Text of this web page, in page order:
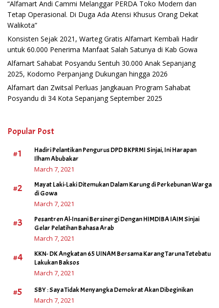
“Alfamart Andi Cammi Melanggar PERDA Toko Modern dan
Tetap Operasional. Di Duga Ada Atensi Khusus Orang Dekat
Walikota”
Konsisten Sejak 2021, Warteg Gratis Alfamart Kembali Hadir
untuk 60.000 Penerima Manfaat Salah Satunya di Kab Gowa
Alfamart Sahabat Posyandu Sentuh 30.000 Anak Sepanjang
2025, Kodomo Perpanjang Dukungan hingga 2026
Alfamart dan Zwitsal Perluas Jangkauan Program Sahabat
Posyandu di 34 Kota Sepanjang September 2025
Popular Post
#1
Hadiri Pelantikan Pengurus DPD BKPRMI Sinjai, Ini Harapan
Ilham Abubakar
March 7, 2021
#2
Mayat Laki-Laki Ditemukan Dalam Karung di Perkebunan Warga
di Gowa
March 7, 2021
#3
Pesantren Al-Insani Bersinergi Dengan HIMDIBA IAIM Sinjai
Gelar Pelatihan Bahasa Arab
March 7, 2021
#4
KKN- DK Angkatan 65 UINAM Bersama Karang Taruna Tetebatu
Lakukan Baksos
March 7, 2021
#5 SBY : Saya Tidak Menyangka Demokrat Akan Dibeginikan
March 7, 2021